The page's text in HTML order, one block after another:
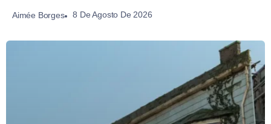
Aimée Borges 8 De Agosto De 2026